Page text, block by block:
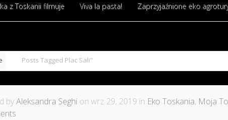
z Toskanii filmuje Viva la pasta! Zaprzyjaźnione eko
Posts Tagged Plac Sali"
byAleksandra Seghi on wrz 29, 2019 in Eko Toskania, Moja